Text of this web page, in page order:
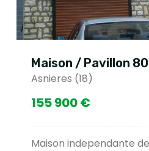
Maison / Pavillon
Asnieres (18)
155 900 €
Maison independante